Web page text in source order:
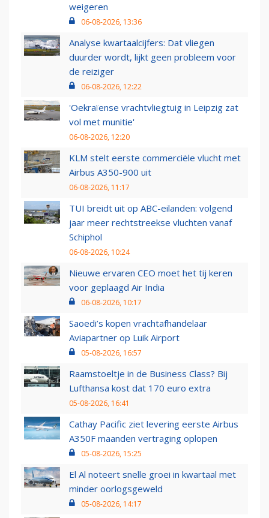
weigeren
06-08-2026, 13:36
Analyse kwartaalcijfers: Dat vliegen
duurder wordt, lijkt geen probleem voor
de reiziger
06-08-2026, 12:22
'Oekraïense vrachtvliegtuig in Leipzig zat
vol met munitie'
06-08-2026, 12:20
KLM stelt eerste commerciële vlucht met
Airbus A350-900 uit
06-08-2026, 11:17
TUI breidt uit op ABC-eilanden: volgend
jaar meer rechtstreekse vluchten vanaf
Schiphol
06-08-2026, 10:24
Nieuwe ervaren CEO moet het tij keren
voor geplaagd Air India
06-08-2026, 10:17
Saoedi’s kopen vrachtafhandelaar
Aviapartner op Luik Airport
05-08-2026, 16:57
Raamstoeltje in de Business Class? Bij
Lufthansa kost dat 170 euro extra
05-08-2026, 16:41
Cathay Pacific ziet levering eerste Airbus
A350F maanden vertraging oplopen
05-08-2026, 15:25
El Al noteert snelle groei in kwartaal met
minder oorlogsgeweld
05-08-2026, 14:17